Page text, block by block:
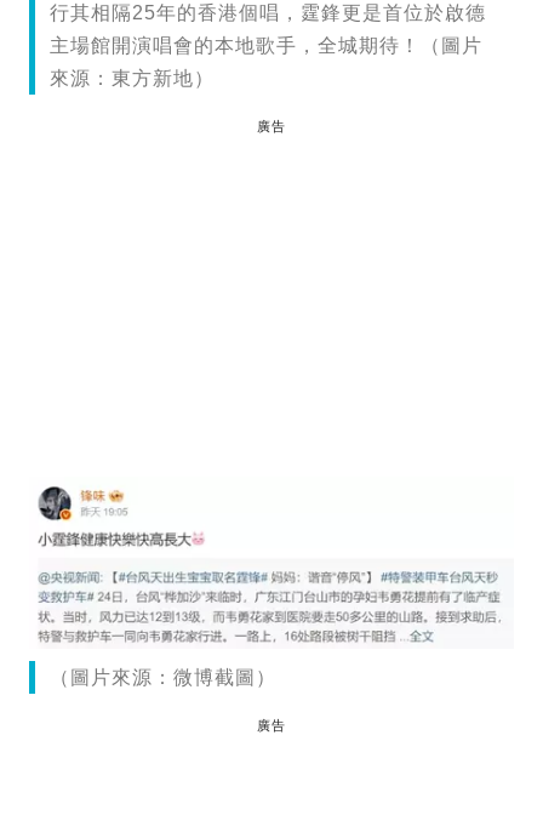
行其相隔25年的香港個唱，霆鋒更是首位於啟德
主場館開演唱會的本地歌手，全城期待！（圖片
來源：東方新地）
廣告
（圖片來源：微博截圖）
廣告